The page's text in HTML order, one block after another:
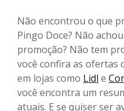
Não encontrou o que
Pingo Doce? Não
promoção? Não tem
você confira as ofertas
em lojas como Lidl e
você encontra um
atuais. E se quiser ser